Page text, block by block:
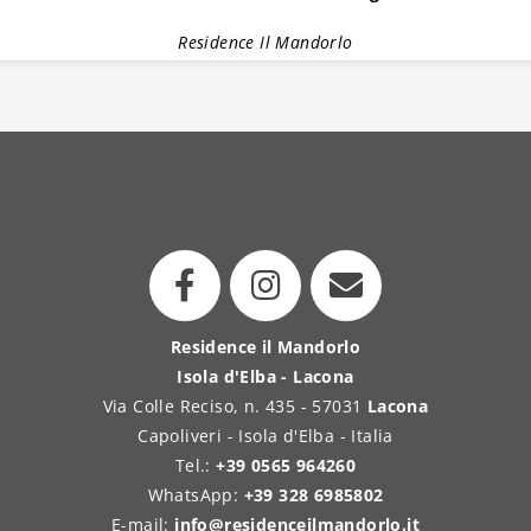
Residence Il Mandorlo
Residence il Mandorlo
Isola d'Elba - Lacona
Via Colle Reciso, n. 435 - 57031 Lacona
Capoliveri - Isola d'Elba - Italia
Tel.:+39 0565 964260
WhatsApp: +39 328 6985802
E-mail: info@residenceilmandorlo.it